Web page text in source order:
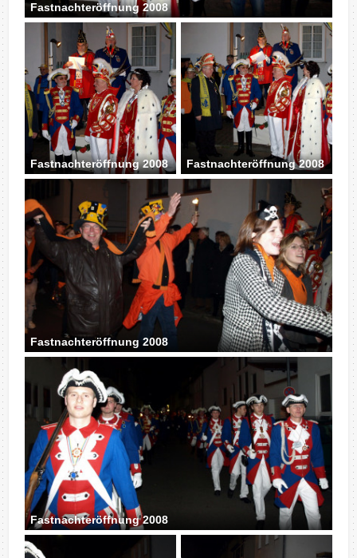
Fastnachteröffnung 2008
Fastnachteröffnung 2008 Fastnachteröffnung 2008
Fastnachteröffnung 2008
Fastnachteröffnung 2008